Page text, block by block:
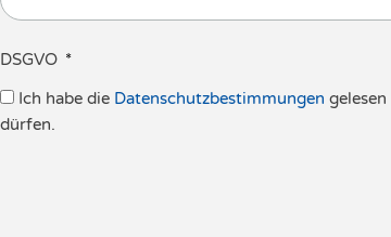
DSGVO
Ich habe die Datenschutzbestimmungen
dürfen.